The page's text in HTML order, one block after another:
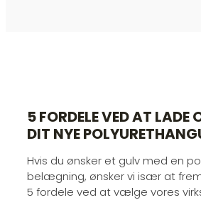
5 FORDELE VED AT LADE
DIT NYE
Hvis du ønsker et gulv med en
belægning, ønsker vi især at
5 fordele ved at vælge vores